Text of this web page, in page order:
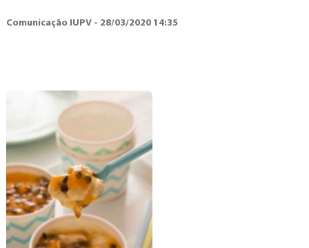
Comunicação IUPV - 28/03/2020 14:35